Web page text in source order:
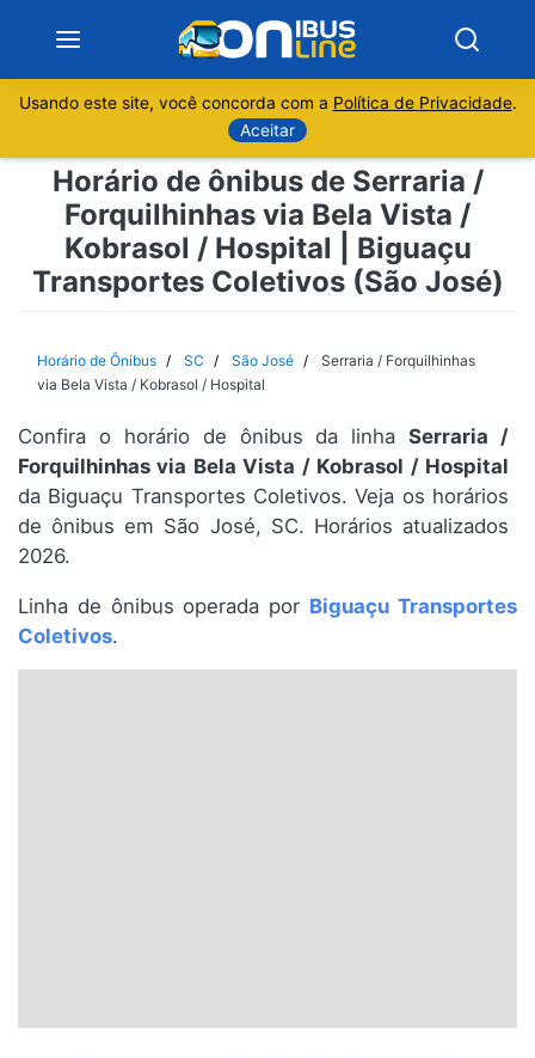
Sobre
Minas Gerais
Rio de Janeiro
Espírito Santo
Paraná
Santa Catarina
Rio Grande do Sul
Usando este site, você concorda com a Política de Privacidade.
Aceitar
Horário de ônibus de Serraria /
Forquilhinhas via Bela Vista /
Kobrasol / Hospital | Biguaçu
Transportes Coletivos (São José)
Horário de Ônibus SC São José
Serraria / Forquilhinhas
via Bela Vista / Kobrasol / Hospital
Confira o horário de ônibus da linhaSerraria /
Forquilhinhas via Bela Vista / Kobrasol / Hospital
da Biguaçu Transportes Coletivos. Veja os horários
de ônibus em São José, SC. Horários atualizados
2026.
Linha de ônibus operada por Biguaçu Transportes
Coletivos.